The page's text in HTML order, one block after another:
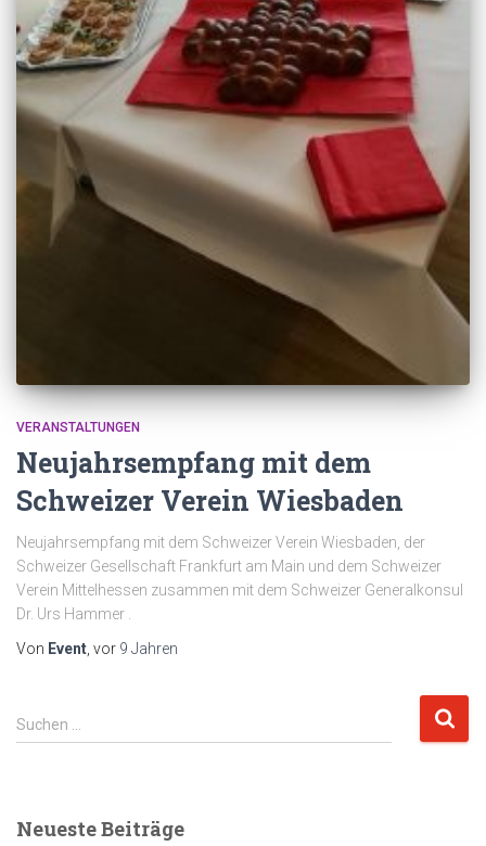
VERANSTALTUNGEN
Neujahrsempfang mit dem
Schweizer Verein Wiesbaden
Neujahrsempfang mit dem Schweizer Verein Wiesbaden, der
Schweizer Gesellschaft Frankfurt am Main und dem Schweizer
Verein Mittelhessen zusammen mit dem Schweizer Generalkonsul
Dr. Urs Hammer .
Von Event, vor 9 Jahren
S
u
n
Suchen …
Neueste Beiträge